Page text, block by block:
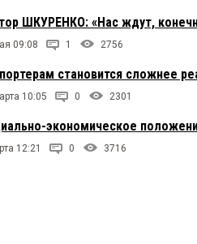
ШКУРЕНКО: «Нас ждут,
09:08 1 2756
становится сложнее
10:05 0 2301
экономическое
12:21 0 3716